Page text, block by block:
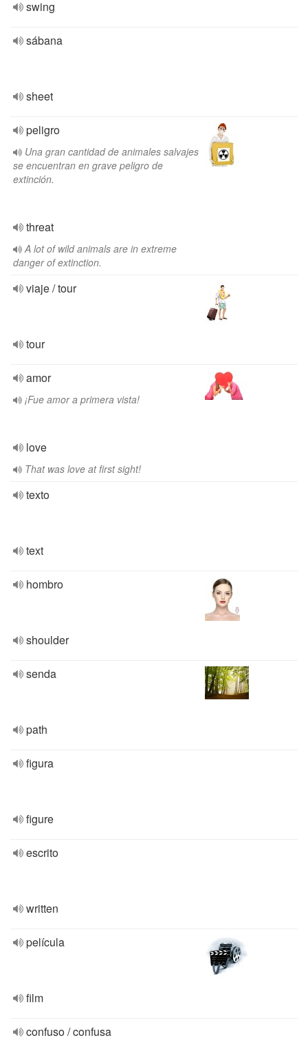
swing
sábana
sheet
peligro
Una gran cantidad de animales salvajes
se encuentran en grave peligro de
extinción.
threat
A lot of wild animals are in extreme
danger of extinction.
viaje / tour
tour
amor
¡Fue amor a primera vista!
love
That was love at first sight!
texto
text
hombro
shoulder
senda
path
figura
figure
escrito
written
película
film
confuso / confusa